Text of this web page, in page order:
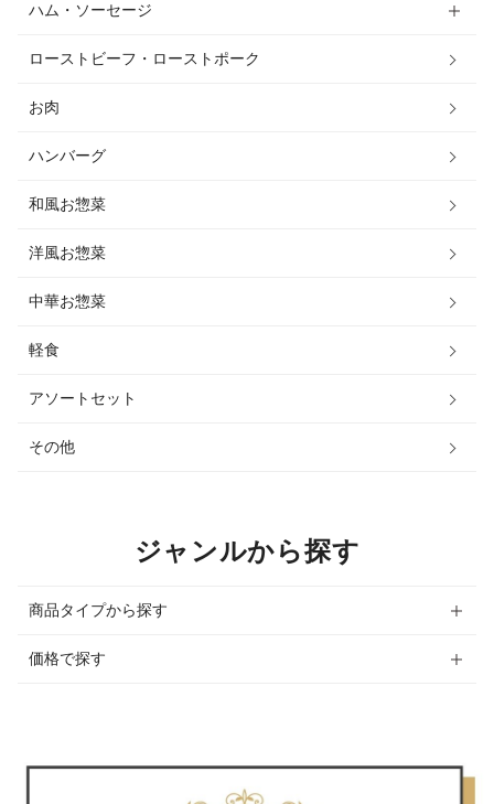
ハム・ソーセージ
ローストビーフ・ローストポーク
お肉
ハンバーグ
和風お惣菜
洋風お惣菜
中華お惣菜
軽食
アソートセット
その他
ジャンルから探す
商品タイプから探す
価格で探す